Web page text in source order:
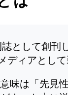
として創刊
ディアとして
味は「先見性